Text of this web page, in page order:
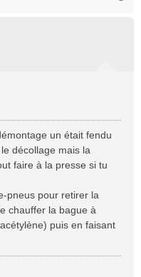
un était fendu
décollage mais la
faire à la presse si tu
pneus pour retirer la
chauffer la bague à
puis en faisant